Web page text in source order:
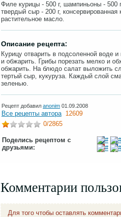
Филе курицы - 500 г, шампиньоны - 500
твердый сыр - 200 г, консервированная
растительное масло.
Описание рецепта:
Курицу отварить в подсоленной воде
и обжарить. Грибы порезать мелко и
обжарить. На блюдо салат выложить
тертый сыр, кукуруза. Каждый слой
зеленью.
Рецепт добавил anonim 01.09.2008
Все рецепты автора 12609
0/2865
Поделись рецептом с
друзьями:
Комментарии
Для того чтобы оставлять